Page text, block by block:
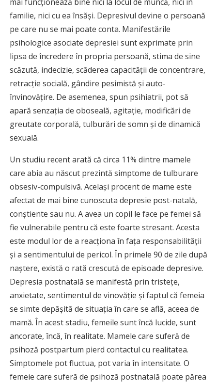
familie, nici cu ea însăşi. Depresivul devine o persoană
pe care nu se mai poate conta. Manifestările
psihologice asociate depresiei sunt exprimate prin
lipsa de încredere în propria persoană, stima de sine
scăzută, indecizie, scăderea capacităţii de concentrare,
retracţie socială, gândire pesimistă şi auto-
învinovăţire. De asemenea, spun psihiatrii, pot să
apară senzaţia de oboseală, agitaţie, modificări de
greutate corporală, tulburări de somn şi de dinamică
sexuală.
Un studiu recent arată că circa 11% dintre mamele
care abia au născut prezintă simptome de tulburare
obsesiv-compulsivă. Acelaşi procent de mame este
afectat de mai bine cunoscuta depresie post-natală,
conştiente sau nu. A avea un copil le face pe femei să
fie vulnerabile pentru că este foarte stresant. Acesta
este modul lor de a reacţiona în faţa responsabilităţii
şi a sentimentului de pericol. În primele 90 de zile după
naştere, există o rată crescută de episoade depresive.
Depresia postnatală se manifestă prin tristeţe,
anxietate, sentimentul de vinovăţie şi faptul că femeia
se simte depăşită de situaţia în care se află, aceea de
mamă. În acest stadiu, femeile sunt încă lucide, sunt
ancorate, încă, în realitate. Mamele care suferă de
psihoză postpartum pierd contactul cu realitatea.
Simptomele pot fluctua, pot varia în intensitate. O
femeie care suferă de psihoză postnatală poate părea